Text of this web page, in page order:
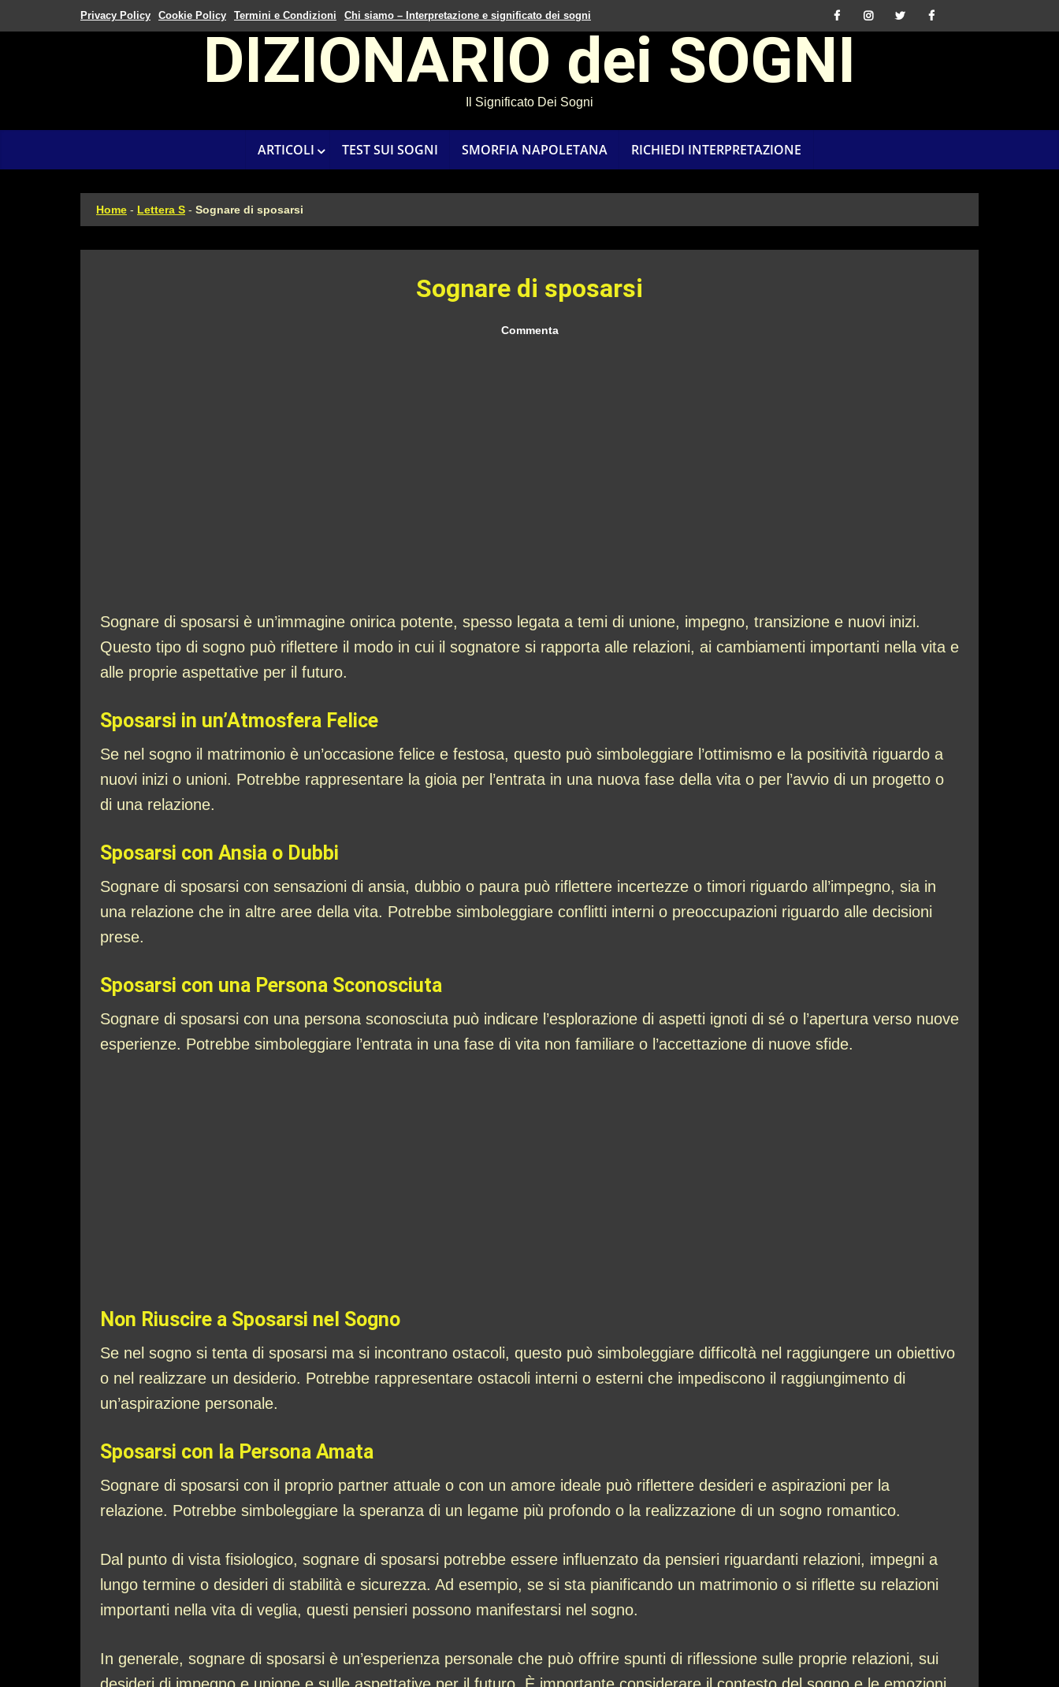
Privacy Policy Cookie Policy Termini e Condizioni Chi siamo – Interpretazione e significato dei sogni
DIZIONARIO dei SOGNI
Il Significato Dei Sogni
ARTICOLI TEST SUI SOGNI SMORFIA NAPOLETANA RICHIEDI INTERPRETAZIONE
Home - Lettera S - Sognare di sposarsi
Sognare di sposarsi
Commenta
Sognare di sposarsi è un’immagine onirica potente, spesso legata a temi di unione, impegno, transizione e nuovi inizi.
Questo tipo di sogno può riflettere il modo in cui il sognatore si rapporta alle relazioni, ai cambiamenti importanti nella vita e
alle proprie aspettative per il futuro.
Sposarsi in un’Atmosfera Felice
Se nel sogno il matrimonio è un’occasione felice e festosa, questo può simboleggiare l’ottimismo e la positività riguardo a
nuovi inizi o unioni. Potrebbe rappresentare la gioia per l’entrata in una nuova fase della vita o per l’avvio di un progetto o
di una relazione.
Sposarsi con Ansia o Dubbi
Sognare di sposarsi con sensazioni di ansia, dubbio o paura può riflettere incertezze o timori riguardo all’impegno, sia in
una relazione che in altre aree della vita. Potrebbe simboleggiare conflitti interni o preoccupazioni riguardo alle decisioni
prese.
Sposarsi con una Persona Sconosciuta
Sognare di sposarsi con una persona sconosciuta può indicare l’esplorazione di aspetti ignoti di sé o l’apertura verso nuove
esperienze. Potrebbe simboleggiare l’entrata in una fase di vita non familiare o l’accettazione di nuove sfide.
Non Riuscire a Sposarsi nel Sogno
Se nel sogno si tenta di sposarsi ma si incontrano ostacoli, questo può simboleggiare difficoltà nel raggiungere un obiettivo
o nel realizzare un desiderio. Potrebbe rappresentare ostacoli interni o esterni che impediscono il raggiungimento di
un’aspirazione personale.
Sposarsi con la Persona Amata
Sognare di sposarsi con il proprio partner attuale o con un amore ideale può riflettere desideri e aspirazioni per la
relazione. Potrebbe simboleggiare la speranza di un legame più profondo o la realizzazione di un sogno romantico.
Dal punto di vista fisiologico, sognare di sposarsi potrebbe essere influenzato da pensieri riguardanti relazioni, impegni a
lungo termine o desideri di stabilità e sicurezza. Ad esempio, se si sta pianificando un matrimonio o si riflette su relazioni
importanti nella vita di veglia, questi pensieri possono manifestarsi nel sogno.
In generale, sognare di sposarsi è un’esperienza personale che può offrire spunti di riflessione sulle proprie relazioni, sui